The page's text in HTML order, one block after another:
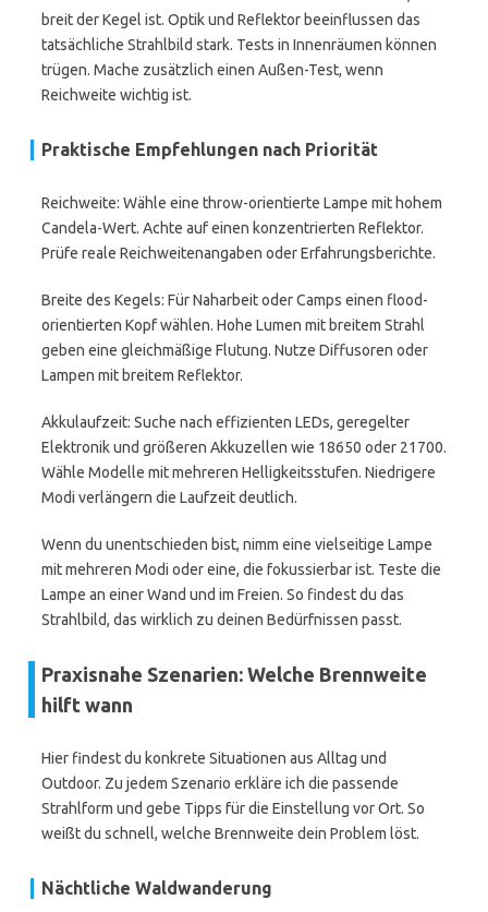
breit der Kegel ist. Optik und Reflektor beeinflussen das
tatsächliche Strahlbild stark. Tests in Innenräumen können
trügen. Mache zusätzlich einen Außen-Test, wenn
Reichweite wichtig ist.
Praktische Empfehlungen nach Priorität
Reichweite: Wähle eine throw-orientierte Lampe mit hohem
Candela-Wert. Achte auf einen konzentrierten Reflektor.
Prüfe reale Reichweitenangaben oder Erfahrungsberichte.
Breite des Kegels: Für Naharbeit oder Camps einen flood-
orientierten Kopf wählen. Hohe Lumen mit breitem Strahl
geben eine gleichmäßige Flutung. Nutze Diffusoren oder
Lampen mit breitem Reflektor.
Akkulaufzeit: Suche nach effizienten LEDs, geregelter
Elektronik und größeren Akkuzellen wie 18650 oder 21700.
Wähle Modelle mit mehreren Helligkeitsstufen. Niedrigere
Modi verlängern die Laufzeit deutlich.
Wenn du unentschieden bist, nimm eine vielseitige Lampe
mit mehreren Modi oder eine, die fokussierbar ist. Teste die
Lampe an einer Wand und im Freien. So findest du das
Strahlbild, das wirklich zu deinen Bedürfnissen passt.
Praxisnahe Szenarien: Welche Brennweite
hilft wann
Hier findest du konkrete Situationen aus Alltag und
Outdoor. Zu jedem Szenario erkläre ich die passende
Strahlform und gebe Tipps für die Einstellung vor Ort. So
weißt du schnell, welche Brennweite dein Problem löst.
Nächtliche Waldwanderung